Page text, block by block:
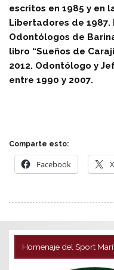
escritos en 1985 y en
Libertadores de
Odontólogos de
libro “Sueños de
2012. Odontólogo y
entre 1990 y 2007.
Comparte esto:
Facebook X
Homenaje del Sport